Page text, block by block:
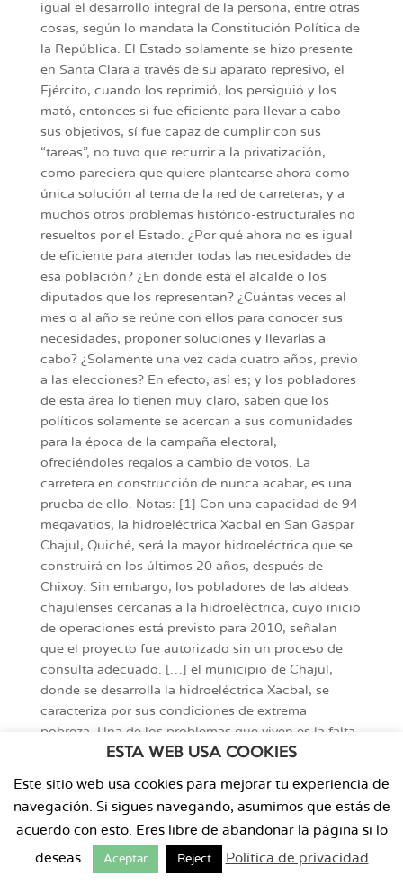
igual el desarrollo integral de la persona, entre otras
cosas, según lo mandata la Constitución Política de
la República. El Estado solamente se hizo presente
en Santa Clara a través de su aparato represivo, el
Ejército, cuando los reprimió, los persiguió y los
mató, entonces sí fue eficiente para llevar a cabo
sus objetivos, sí fue capaz de cumplir con sus
“tareas”, no tuvo que recurrir a la privatización,
como pareciera que quiere plantearse ahora como
única solución al tema de la red de carreteras, y a
muchos otros problemas histórico-estructurales no
resueltos por el Estado. ¿Por qué ahora no es igual
de eficiente para atender todas las necesidades de
esa población? ¿En dónde está el alcalde o los
diputados que los representan? ¿Cuántas veces al
mes o al año se reúne con ellos para conocer sus
necesidades, proponer soluciones y llevarlas a
cabo? ¿Solamente una vez cada cuatro años, previo
a las elecciones? En efecto, así es; y los pobladores
de esta área lo tienen muy claro, saben que los
políticos solamente se acercan a sus comunidades
para la época de la campaña electoral,
ofreciéndoles regalos a cambio de votos. La
carretera en construcción de nunca acabar, es una
prueba de ello. Notas: [1] Con una capacidad de 94
megavatios, la hidroeléctrica Xacbal en San Gaspar
Chajul, Quiché, será la mayor hidroeléctrica que se
construirá en los últimos 20 años, después de
Chixoy. Sin embargo, los pobladores de las aldeas
chajulenses cercanas a la hidroeléctrica, cuyo inicio
de operaciones está previsto para 2010, señalan
que el proyecto fue autorizado sin un proceso de
consulta adecuado. […] el municipio de Chajul,
donde se desarrolla la hidroeléctrica Xacbal, se
caracteriza por sus condiciones de extrema
pobreza. Una de los problemas que viven es la falta
de luz eléctrica. Actualmente, la subestación
municipio de Sacapulas, y debido a la distancia -
unos 50 km de carretera-, el servicio es caro, de
baja calidad y no llega más allá de la cabecera
municipal, Chajul. Por lo tanto, la Mesa Regional
Ixil, la cual aglutina a 36 organizaciones sociales de
ESTA WEB USA COOKIES
Este sitio web usa cookies para mejorar tu experiencia de
navegación. Si sigues navegando, asumimos que estás de
acuerdo con esto. Eres libre de abandonar la página si lo
deseas. Aceptar Reject Política de privacidad